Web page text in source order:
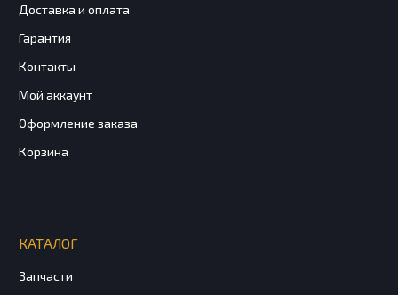
Доставка и оплата
Гарантия
Контакты
Мой аккаунт
Оформление заказа
Корзина
КАТАЛОГ
Запчасти